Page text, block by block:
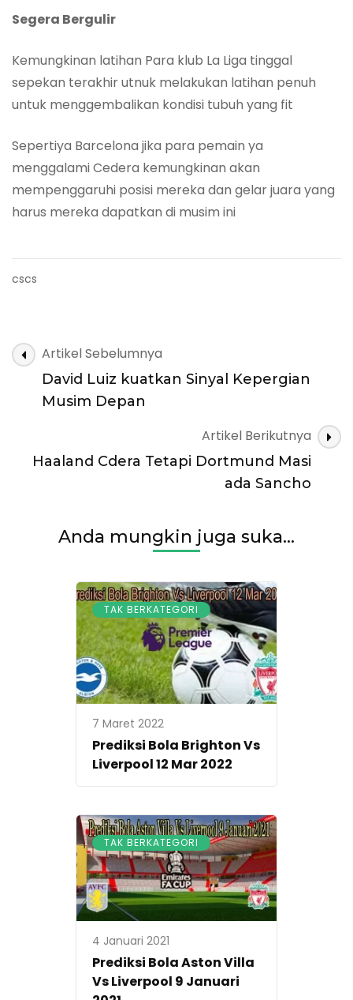
Segera Bergulir
Kemungkinan latihan Para klub La Liga tinggal
sepekan terakhir utnuk melakukan latihan penuh
untuk menggembalikan kondisi tubuh yang fit
Sepertiya Barcelona jika para pemain ya
menggalami Cedera kemungkinan akan
mempenggaruhi posisi mereka dan gelar juara yang
harus mereka dapatkan di musim ini
cscs
Navigasi
Artikel
Artikel Sebelumnya
David Luiz kuatkan Sinyal Kepergian
Musim Depan
Artikel Berikutnya
Haaland Cdera Tetapi Dortmund Masi
ada Sancho
Anda mungkin juga suka...
TAK BERKATEGORI
7 Maret 2022
Prediksi Bola Brighton Vs
Liverpool 12 Mar 2022
TAK BERKATEGORI
4 Januari 2021
Prediksi Bola Aston Villa
Vs Liverpool 9 Januari